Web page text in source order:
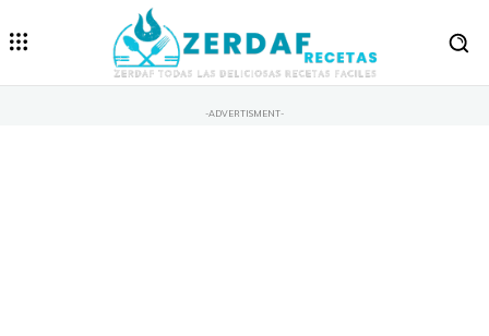
-ADVERTISMENT-